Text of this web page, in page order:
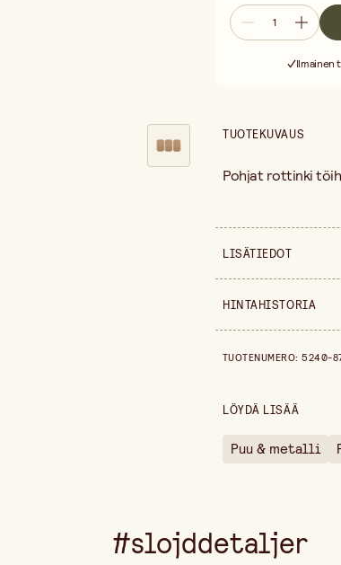
Ilmainen
TUOTEKUVAUS
Pohjat rottinki
LISÄTIEDOT
Myyntiyksikkö
Korkeus
HINTAHISTORIA
TUOTENUMERO:5240-
LÖYDÄ LISÄÄ
Puu & metalli
#slojddetaljer